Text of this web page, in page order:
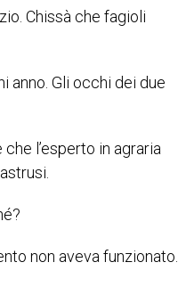
Chissà che fagioli
anno. Gli occhi dei due
l’esperto in agraria
non aveva funzionato.